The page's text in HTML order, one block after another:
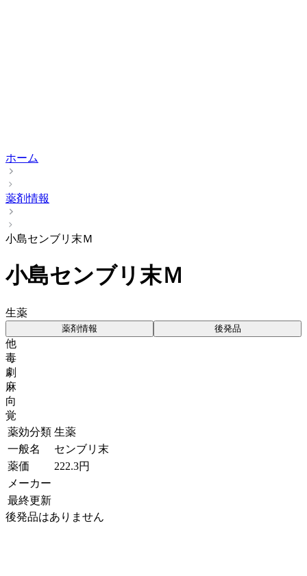
ホーム
薬剤情報
小島センブリ末Ｍ
小島センブリ末Ｍ
生薬
薬剤情報 後発品
他
毒
劇
麻
向
覚
薬効分類 生薬
一般名
センブリ末
薬価
222.3円
メーカー
最終更新
後発品はありません